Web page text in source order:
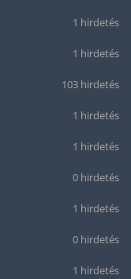
1 hirdetés
1 hirdetés
103 hirdetés
1 hirdetés
1 hirdetés
0 hirdetés
1 hirdetés
0 hirdetés
1 hirdetés